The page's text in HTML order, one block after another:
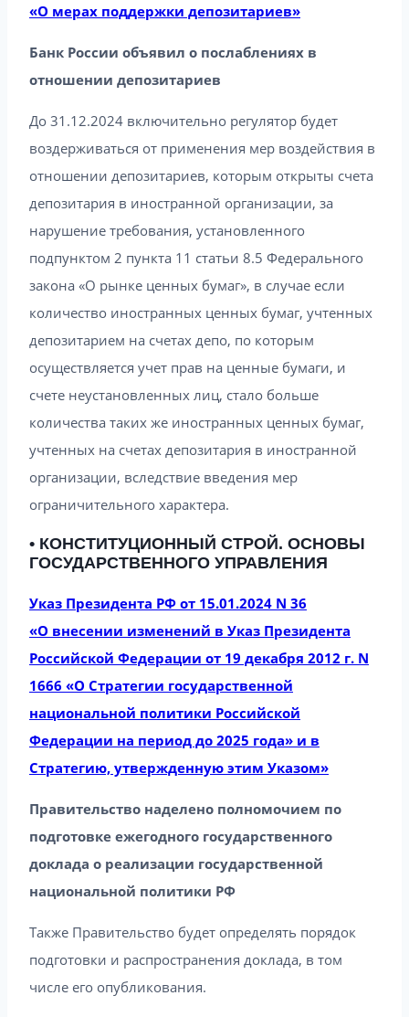
«О мерах поддержки депозитариев»
Банк России объявил о послаблениях в
отношении депозитариев
До 31.12.2024 включительно регулятор будет
воздерживаться от применения мер воздействия в
отношении депозитариев, которым открыты счета
депозитария в иностранной организации, за
нарушение требования, установленного
подпунктом 2 пункта 11 статьи 8.5 Федерального
закона «О рынке ценных бумаг», в случае если
количество иностранных ценных бумаг, учтенных
депозитарием на счетах депо, по которым
осуществляется учет прав на ценные бумаги, и
счете неустановленных лиц, стало больше
количества таких же иностранных ценных бумаг,
учтенных на счетах депозитария в иностранной
организации, вследствие введения мер
ограничительного характера.
• КОНСТИТУЦИОННЫЙ СТРОЙ. ОСНОВЫ
ГОСУДАРСТВЕННОГО УПРАВЛЕНИЯ
Указ Президента РФ от 15.01.2024 N 36
«О внесении изменений в Указ Президента
Российской Федерации от 19 декабря 2012 г. N
1666 «О Стратегии государственной
национальной политики Российской
Федерации на период до 2025 года» и в
Стратегию, утвержденную этим Указом»
Правительство наделено полномочием по
подготовке ежегодного государственного
доклада о реализации государственной
национальной политики РФ
Также Правительство будет определять порядок
подготовки и распространения доклада, в том
числе его опубликования.